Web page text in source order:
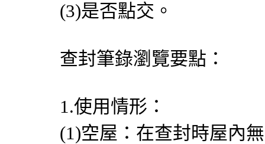
(3)是否點交。
查封筆錄瀏覽要點：
1.使用情形：
(1)空屋：在查封時屋內